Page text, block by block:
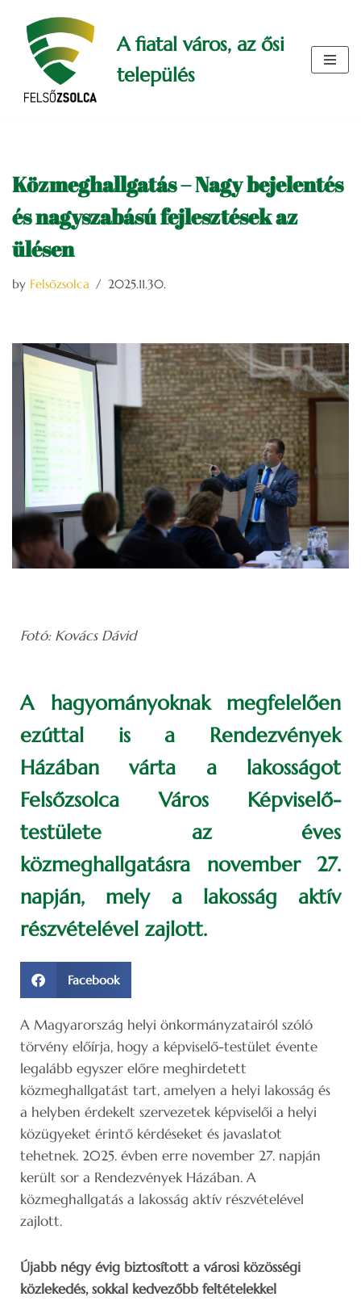
Skip
content
A fiatal város, az ősi
település
Közmeghallgatás – Nagy bejelentés
és nagyszabású fejlesztések az
ülésen
by Felsőzsolca 2025.11.30.
Fotó: Kovács Dávid
A hagyományoknak megfelelően
ezúttal is a Rendezvények
Házában várta a lakosságot
Felsőzsolca Város Képviselő-
testülete az éves
közmeghallgatásra november 27.
napján, mely a lakosság aktív
részvételével zajlott.
Facebook
A Magyarország helyi önkormányzatairól szóló
törvény előírja, hogy a képviselő-testület évente
legalább egyszer előre meghirdetett
közmeghallgatást tart, amelyen a helyi lakosság és
a helyben érdekelt szervezetek képviselői a helyi
közügyeket érintő kérdéseket és javaslatot
tehetnek. 2025. évben erre november 27. napján
került sor a Rendezvények Házában. A
közmeghallgatás a lakosság aktív részvételével
zajlott.
Újabb négy évig biztosított a városi közösségi
közlekedés, sokkal kedvezőbb feltételekkel